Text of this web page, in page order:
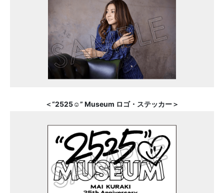
＜“2525☺” Museum ロゴ・ステッカー＞